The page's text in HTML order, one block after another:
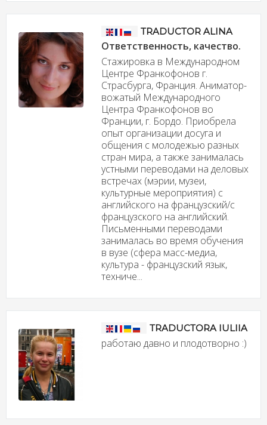
TRADUCTOR ALINA
Ответственность, качество.
Стажировка в Международном
Центре Франкофонов г.
Страсбурга, Франция. Аниматор-
вожатый Международного
Центра Франкофонов во
Франции, г. Бордо. Приобрела
опыт организации досуга и
общения с молодежью разных
стран мира, а также занималась
устными переводами на деловых
встречах (мэрии, музеи,
культурные мероприятия) с
английского на французский/с
французского на английский.
Письменными переводами
занималась во время обучения
в вузе (сфера масс-медиа,
культура - французский язык,
техниче...
TRADUCTORA IULIIA
работаю давно и плодотворно :)